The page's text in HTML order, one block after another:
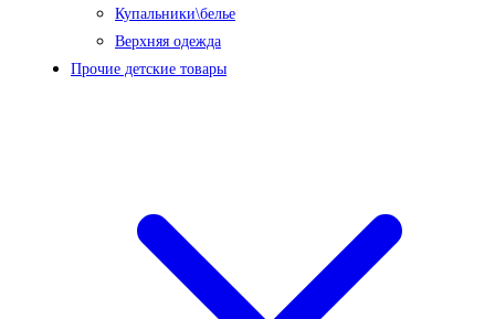
Купальники\белье
Верхняя одежда
Прочие детские товары